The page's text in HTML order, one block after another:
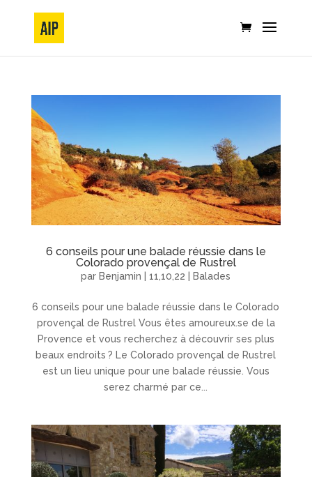
6 conseils pour une balade réussie dans le
Colorado provençal de Rustrel
par Benjamin |11,10,22 Balades
6 conseils pour une balade réussie dans le Colorado
provençal de Rustrel Vous êtes amoureux.se de la
Provence et vous recherchez à découvrir ses plus
beaux endroits ? Le Colorado provençal de Rustrel
est un lieu unique pour une balade réussie. Vous
serez charmé par ce...